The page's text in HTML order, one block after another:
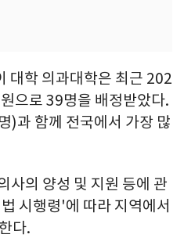
대학 의과대학은 최근 202
으로 39명을 배정받았다.
)과 함께 전국에서 가장 많
사의 양성 및 지원 등에 관
시행령'에 따라 지역에서
다.